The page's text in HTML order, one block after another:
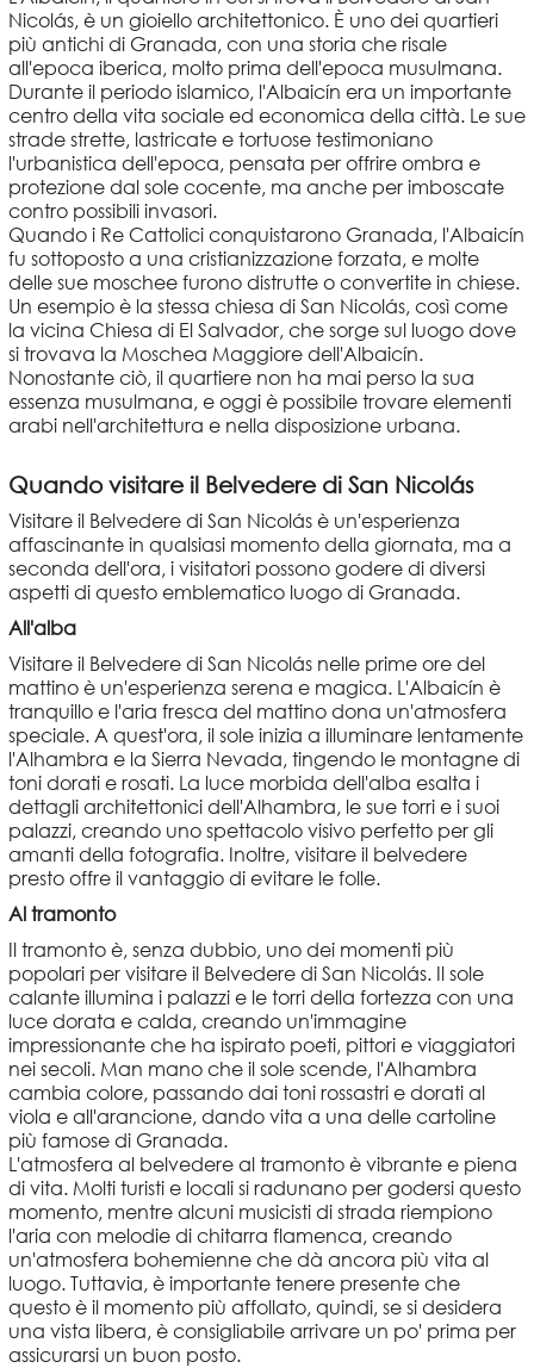
Nicolás, è un gioiello architettonico. È uno dei quartieri
più antichi di Granada, con una storia che risale
all'epoca iberica, molto prima dell'epoca musulmana.
Durante il periodo islamico, l'Albaicín era un importante
centro della vita sociale ed economica della città. Le sue
strade strette, lastricate e tortuose testimoniano
l'urbanistica dell'epoca, pensata per offrire ombra e
protezione dal sole cocente, ma anche per imboscate
contro possibili invasori.
Quando i Re Cattolici conquistarono Granada, l'Albaicín
fu sottoposto a una cristianizzazione forzata, e molte
delle sue moschee furono distrutte o convertite in chiese.
Un esempio è la stessa chiesa di San Nicolás, così come
la vicina Chiesa di El Salvador, che sorge sul luogo dove
si trovava la Moschea Maggiore dell'Albaicín.
Nonostante ciò, il quartiere non ha mai perso la sua
essenza musulmana, e oggi è possibile trovare elementi
arabi nell'architettura e nella disposizione urbana.
Quando visitare il Belvedere di San Nicolás
Visitare il Belvedere di San Nicolás è un'esperienza
affascinante in qualsiasi momento della giornata, ma a
seconda dell'ora, i visitatori possono godere di diversi
aspetti di questo emblematico luogo di Granada.
All'alba
Visitare il Belvedere di San Nicolás nelle prime ore del
mattino è un'esperienza serena e magica. L'Albaicín è
tranquillo e l'aria fresca del mattino dona un'atmosfera
speciale. A quest'ora, il sole inizia a illuminare lentamente
l'Alhambra e la Sierra Nevada, tingendo le montagne di
toni dorati e rosati. La luce morbida dell'alba esalta i
dettagli architettonici dell'Alhambra, le sue torri e i suoi
palazzi, creando uno spettacolo visivo perfetto per gli
amanti della fotografia. Inoltre, visitare il belvedere
presto offre il vantaggio di evitare le folle.
Al tramonto
Il tramonto è, senza dubbio, uno dei momenti più
popolari per visitare il Belvedere di San Nicolás. Il sole
calante illumina i palazzi e le torri della fortezza con una
luce dorata e calda, creando un'immagine
impressionante che ha ispirato poeti, pittori e viaggiatori
nei secoli. Man mano che il sole scende, l'Alhambra
cambia colore, passando dai toni rossastri e dorati al
viola e all'arancione, dando vita a una delle cartoline
più famose di Granada.
L'atmosfera al belvedere al tramonto è vibrante e piena
di vita. Molti turisti e locali si radunano per godersi questo
momento, mentre alcuni musicisti di strada riempiono
l'aria con melodie di chitarra flamenca, creando
un'atmosfera bohemienne che dà ancora più vita al
luogo. Tuttavia, è importante tenere presente che
questo è il momento più affollato, quindi, se si desidera
una vista libera, è consigliabile arrivare un po' prima per
assicurarsi un buon posto.